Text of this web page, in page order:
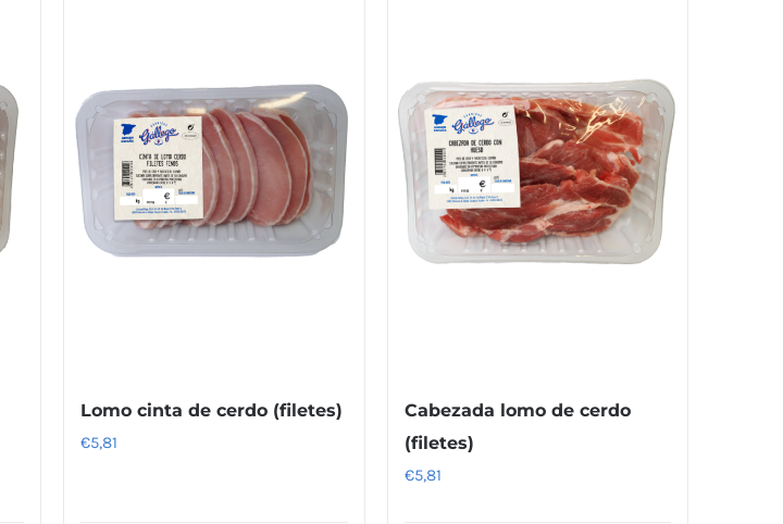
Lomo cinta de cerdo (filetes)
€5,81
Cabezada lomo de cerdo
(filetes)
€5,81